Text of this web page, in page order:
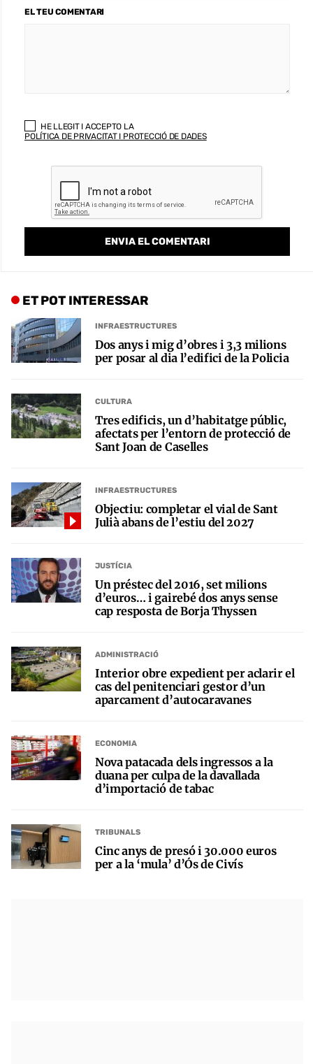
EL TEU COMENTARI
HE LLEGIT I ACCEPTO LA
POLÍTICA DE PRIVACITAT I PROTECCIÓ DE DADES
ET POT INTERESSAR
INFRAESTRUCTURES
Dos anys i mig d’obres i 3,3 milions
per posar al dia l’edifici de la Policia
CULTURA
Tres edificis, un d’habitatge públic,
afectats per l’entorn de protecció de
Sant Joan de Caselles
INFRAESTRUCTURES
Objectiu: completar el vial de Sant
Julià abans de l’estiu del 2027
JUSTÍCIA
Un préstec del 2016, set milions
d’euros… i gairebé dos anys sense
cap resposta de Borja Thyssen
ADMINISTRACIÓ
Interior obre expedient per aclarir el
cas del penitenciari gestor d’un
aparcament d’autocaravanes
ECONOMIA
Nova patacada dels ingressos a la
duana per culpa de la davallada
d’importació de tabac
TRIBUNALS
Cinc anys de presó i 30.000 euros
per a la ‘mula’ d’Ós de Civís